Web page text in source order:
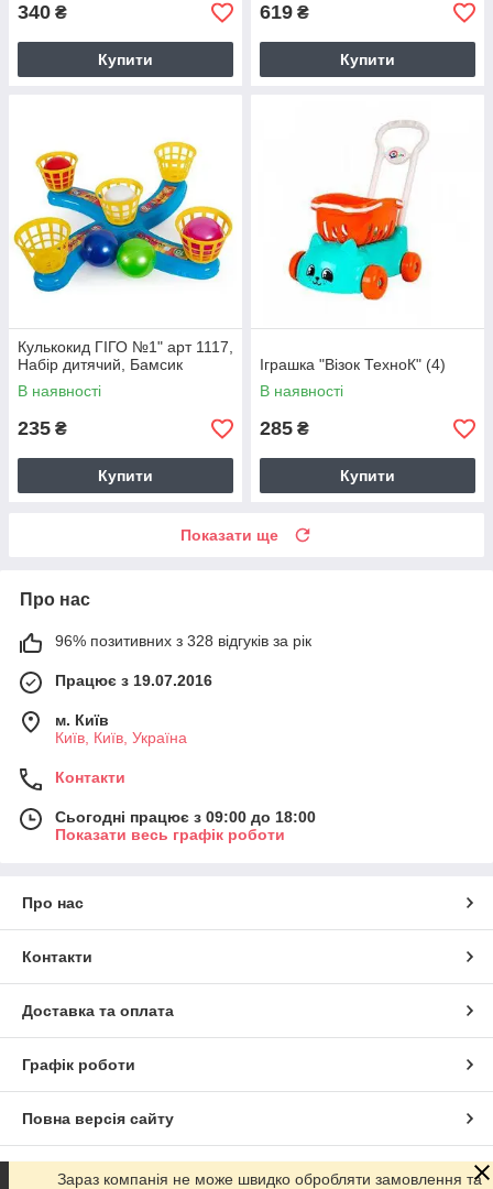
340 ₴
Купити
619 ₴
Купити
Кулькокид ГІГО №1" арт 1117,
Набір дитячий, Бамсик
В наявності
235 ₴
Купити
Іграшка "Візок ТехноК" (4)
В наявності
285 ₴
Купити
Показати ще
Про нас
96% позитивних з 328 відгуків за рік
Працює з 19.07.2016
м. Київ
Київ, Київ, Україна
Контакти
Сьогодні працює з 09:00 до 18:00
Показати весь графік роботи
Про нас
Контакти
Доставка та оплата
Графік роботи
Повна версія сайту
Сайт створено на маркетплейсіProm.ua
Зараз компанія не може швидко обробляти замовлення та